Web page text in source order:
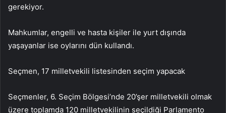
gerekiyor.
Mahkumlar, engelli ve hasta kişiler ile yurt dışında
yaşayanlar ise oylarını dün kullandı.
Seçmen, 17 milletvekili listesinden seçim yapacak
Seçmenler, 6. Seçim Bölgesi’nde 20’şer milletvekili olmak
üzere toplamda 120 milletvekilinin seçildiği Parlamento